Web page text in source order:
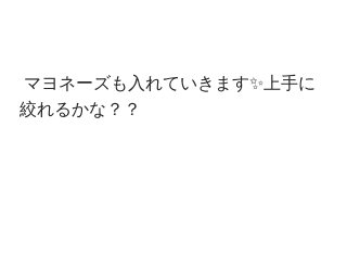
絞れるかな？？